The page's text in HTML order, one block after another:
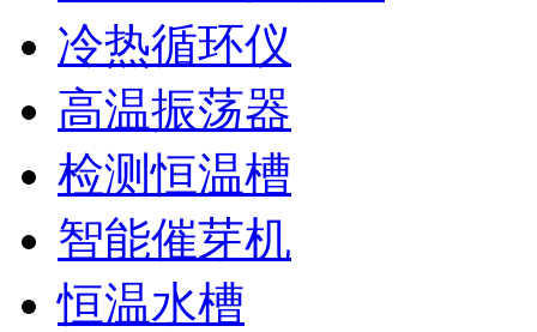
冷热循环仪
高温振荡器
检测恒温槽
智能催芽机
恒温水槽